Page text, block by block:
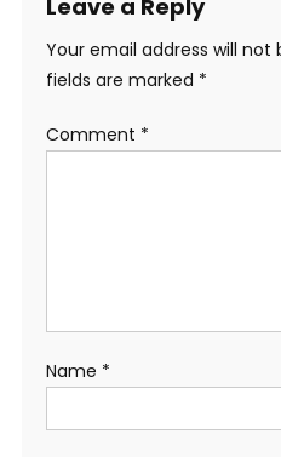
Leave a Reply
Your email address will not
fields are marked *
Comment *
Name *